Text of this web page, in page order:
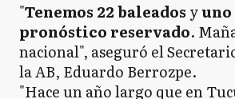
"Tenemos 22 baleados yuno
pronóstico reservado.
nacional", aseguró el
la AB, Eduardo Berrozpe.
"Hace un año largo que en